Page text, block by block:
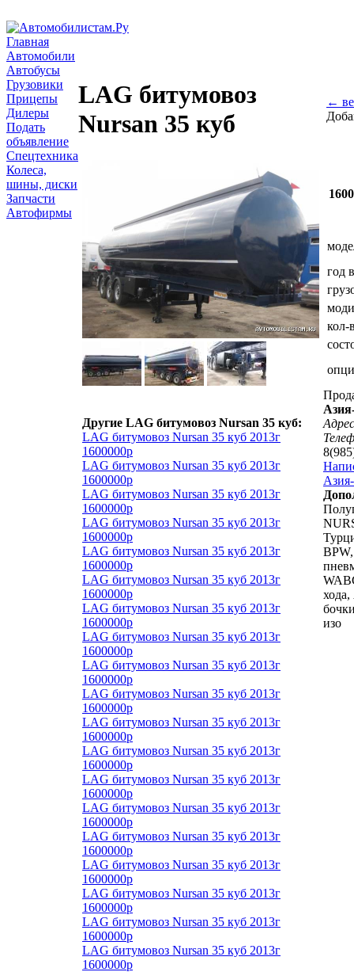
Главная
Автомобили
Автобусы
Грузовики
Прицепы
Дилеры
Подать
объявление
Спецтехника
Колеса,
шины, диски
Запчасти
Автофирмы
LAG битумовоз
Nursan 35 куб
←
Другие LAG битумовоз Nursan 35 куб:
LAG битумовоз Nursan 35 куб 2013г
1600000р
LAG битумовоз Nursan 35 куб 2013г
1600000р
LAG битумовоз Nursan 35 куб 2013г
1600000р
LAG битумовоз Nursan 35 куб 2013г
1600000р
LAG битумовоз Nursan 35 куб 2013г
1600000р
LAG битумовоз Nursan 35 куб 2013г
1600000р
LAG битумовоз Nursan 35 куб 2013г
1600000р
LAG битумовоз Nursan 35 куб 2013г
1600000р
LAG битумовоз Nursan 35 куб 2013г
1600000р
LAG битумовоз Nursan 35 куб 2013г
1600000р
LAG битумовоз Nursan 35 куб 2013г
1600000р
LAG битумовоз Nursan 35 куб 2013г
1600000р
LAG битумовоз Nursan 35 куб 2013г
1600000р
LAG битумовоз Nursan 35 куб 2013г
1600000р
LAG битумовоз Nursan 35 куб 2013г
1600000р
LAG битумовоз Nursan 35 куб 2013г
1600000р
LAG битумовоз Nursan 35 куб 2013г
1600000р
LAG битумовоз Nursan 35 куб 2013г
1600000р
LAG битумовоз Nursan 35 куб 2013г
1600000р
год
кол-
изо